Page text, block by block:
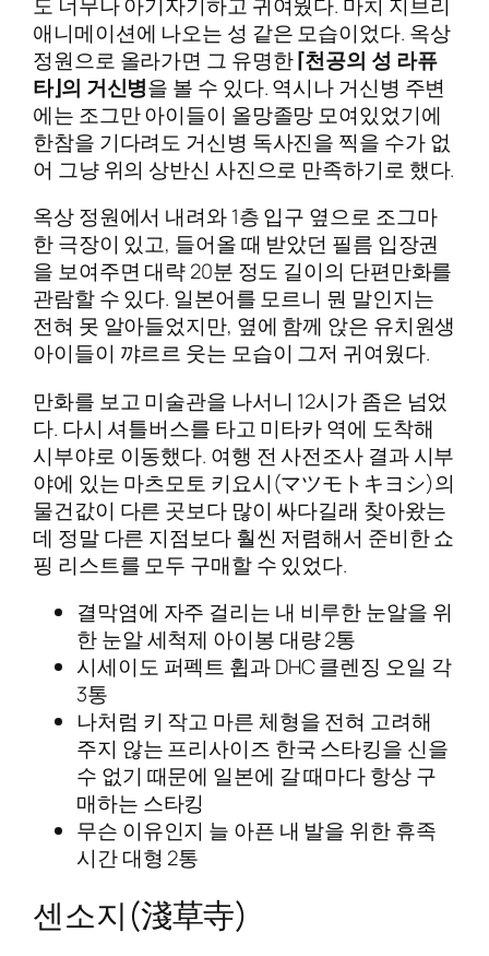
애니메이션에 나오는 성 같은 모습이었다. 옥상
정원으로 올라가면 그 유명한⌈천공의 성 라퓨
타⌋의 거신병을 볼 수 있다. 역시나 거신병 주변
에는 조그만 아이들이 올망졸망 모여있었기에
한참을 기다려도 거신병 독사진을 찍을 수가 없
어 그냥 위의 상반신 사진으로 만족하기로 했다.
옥상 정원에서 내려와 1층 입구 옆으로 조그마
한 극장이 있고, 들어올 때 받았던 필름 입장권
을 보여주면 대략 20분 정도 길이의 단편만화를
관람할 수 있다. 일본어를 모르니 뭔 말인지는
전혀 못 알아들었지만, 옆에 함께 앉은 유치원생
아이들이 꺄르르 웃는 모습이 그저 귀여웠다.
만화를 보고 미술관을 나서니 12시가 좀은 넘었
다. 다시 셔틀버스를 타고 미타카 역에 도착해
시부야로 이동했다. 여행 전 사전조사 결과 시부
야에 있는 마츠모토 키요시(マツモトキヨシ)의
물건값이 다른 곳보다 많이 싸다길래 찾아왔는
데 정말 다른 지점보다 훨씬 저렴해서 준비한 쇼
핑 리스트를 모두 구매할 수 있었다.
결막염에 자주 걸리는 내 비루한 눈알을 위
한 눈알 세척제 아이봉 대량 2통
시세이도 퍼펙트 휩과 DHC 클렌징 오일 각
3통
나처럼 키 작고 마른 체형을 전혀 고려해
주지 않는 프리사이즈 한국 스타킹을 신을
수 없기 때문에 일본에 갈 때마다 항상 구
매하는 스타킹
무슨 이유인지 늘 아픈 내 발을 위한 휴족
시간 대형 2통
센소지(淺草寺)